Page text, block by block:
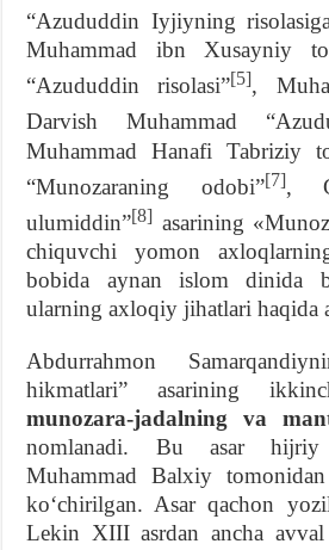
“Azududdin Iyjiyning
Muhammad ibn Xusayniy
“Azududdin risolasi”[5],
Darvish Muhammad
Muhammad Hanafi Tabriziy
“Munozaraning odobi”[7],
ulumiddin”[8] asarining
chiquvchi yomon
bobida aynan islom dinida
ularning axloqiy jihatlari haqida
Abdurrahmon
hikmatlari” asarining
munozara-jadalning va
nomlanadi. Bu asar
Muhammad Balxiy
ko‘chirilgan. Asar qachon
Lekin XIII asrdan ancha